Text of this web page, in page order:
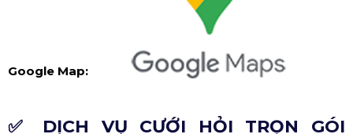
Google Map:
✅ DỊCH VỤ CƯỚI HỎI TRỌN GÓI